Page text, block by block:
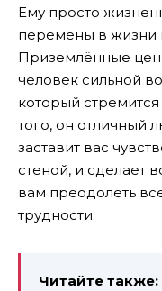
Ему просто
перемены в жизни
Приземлённые
человек сильной
который
того, он отличный
заставит вас
стеной, и сделает
вам преодолеть
трудности.
Читайте также: